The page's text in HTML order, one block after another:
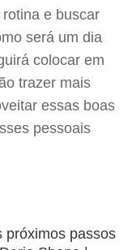
e buscar
será um dia
colocar em
trazer mais
essas boas
pessoais